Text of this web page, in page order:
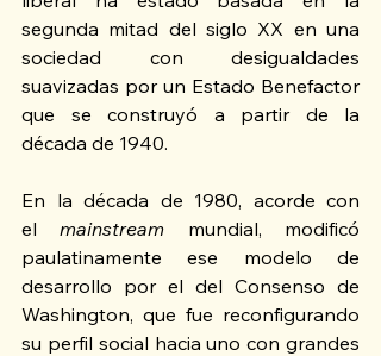
segunda mitad del siglo XX en una
sociedad con desigualdades
suavizadas por un Estado Benefactor
que se construyó a partir de la
década de 1940.
En la década de 1980, acorde con
el mainstream mundial, modificó
paulatinamente ese modelo de
desarrollo por el del Consenso de
Washington, que fue reconfigurando
su perfil social hacia uno con grandes